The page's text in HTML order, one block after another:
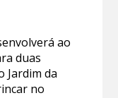
ao
duas
Jardim da
no